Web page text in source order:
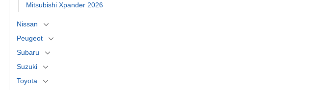
Mitsubishi Xpander 2026
Nissan
Peugeot
Subaru
Suzuki
Toyota